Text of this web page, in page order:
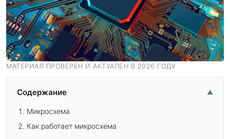
МАТЕРИАЛ ПРОВЕРЕН И АКТУАЛЕН В 2026 ГОДУ
Содержание ▲
Микросхема
Как работает микросхема